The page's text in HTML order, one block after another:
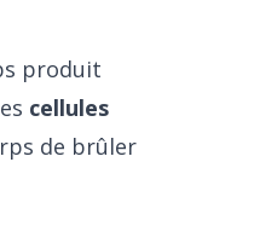
produit
cellules
de brûler